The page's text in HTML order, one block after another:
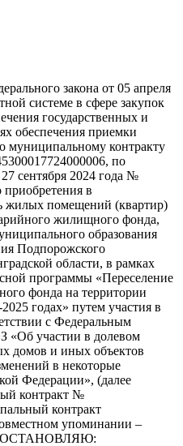
закона от 05 апреля
системе в сфере закупок
государственных и
обеспечения приемки
контракту
по
сентября 2024 года №
приобретения в
жилых помещений (квартир)
жилищного фонда,
образования
Подпорожского
области, в рамках
программы «Переселение
фонда на территории
годах» путем участия в
с Федеральным
«Об участии в долевом
домов и иных объектов
в некоторые
Федерации», (далее
контракт №
контракт
упоминании –
ПОСТАНОВЛЯЮ: